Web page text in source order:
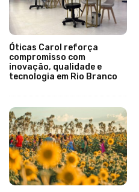
Óticas Carol reforça
compromisso com
inovação, qualidade e
tecnologia em Rio Branco